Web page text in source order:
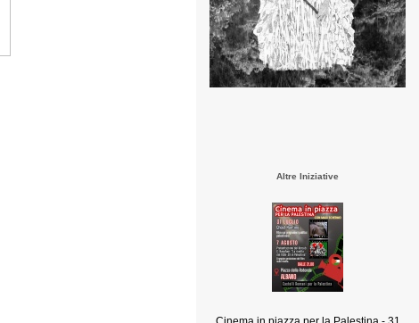
Altre Iniziative